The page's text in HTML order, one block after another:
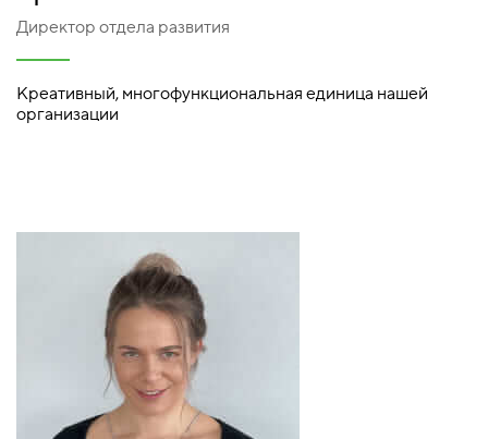
Директор отдела развития
Креативный, многофункциональная единица нашей
организации